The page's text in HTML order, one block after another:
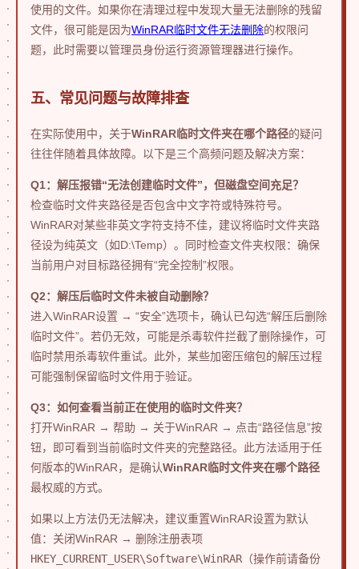
使用的文件。如果你在清理过程中发现大量无法删除的残留
文件，很可能是因为WinRAR临时文件无法删除的权限问
题，此时需要以管理员身份运行资源管理器进行操作。
五、常见问题与故障排查
在实际使用中，关于WinRAR临时文件夹在哪个路径的疑问
往往伴随着具体故障。以下是三个高频问题及解决方案：
Q1：解压报错“无法创建临时文件”，但磁盘空间充足？
检查临时文件夹路径是否包含中文字符或特殊符号。
WinRAR对某些非英文字符支持不佳，建议将临时文件夹路
径设为纯英文（如D:\Temp）。同时检查文件夹权限：确保
当前用户对目标路径拥有“完全控制”权限。
Q2：解压后临时文件未被自动删除？
进入WinRAR设置 → “安全”选项卡，确认已勾选“解压后删除
临时文件”。若仍无效，可能是杀毒软件拦截了删除操作，可
临时禁用杀毒软件重试。此外，某些加密压缩包的解压过程
可能强制保留临时文件用于验证。
Q3：如何查看当前正在使用的临时文件夹？
打开WinRAR → 帮助 → 关于WinRAR → 点击“路径信息”按
钮，即可看到当前临时文件夹的完整路径。此方法适用于任
何版本的WinRAR，是确认WinRAR临时文件夹在哪个路径
最权威的方式。
如果以上方法仍无法解决，建议重置WinRAR设置为默认
值：关闭WinRAR → 删除注册表项
HKEY_CURRENT_USER\Software\WinRAR （操作前请备份